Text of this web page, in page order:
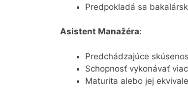
Predpokladá sa
Asistent Manažéra:
Predchádzajúce
Schopnosť vykonávať
Maturita alebo jej